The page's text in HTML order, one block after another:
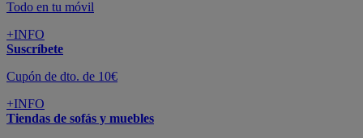
Todo en tu móvil
+INFO
Suscríbete
Cupón de dto. de 10€
+INFO
Tiendas de sofás y muebles